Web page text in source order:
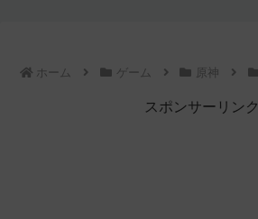
ホーム ゲーム 原神
スポンサーリンク